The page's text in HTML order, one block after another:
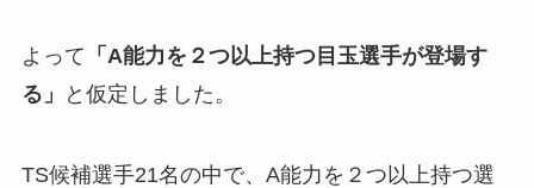
よって 「A能力を２つ以上持つ目玉選手が登場す
る」
と仮定しました。
TS候補選手21名の中で、A能力を２つ以上持つ選